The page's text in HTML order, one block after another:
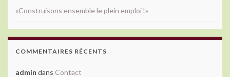
«Construisons ensemble le plein emploi !»
COMMENTAIRES RÉCENTS
admin dans Contact